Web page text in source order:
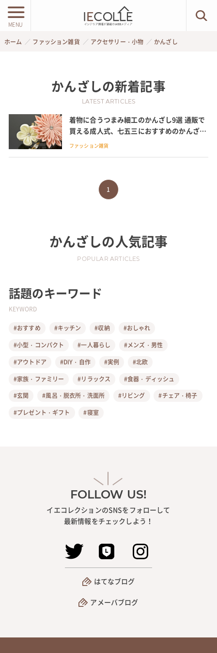
MENU
ホーム ファッション雑貨 アクセサリー・小物 かんざし
かんざしの新着記事
LATEST ARTICLES
着物に合うつまみ細工のかんざし9選 通販で
買える成人式、七五三におすすめのかんざし
やパーツの作り方も紹介
ファッション雑貨
1
かんざしの人気記事
POPULAR ARTICLES
話題のキーワード
KEYWORD
#おすすめ #キッチン #収納
#おしゃれ
#小型・コンパクト
#一人暮らし
#メンズ・男性
#アウトドア
#DIY・自作 #実例
#北欧
#家族・ファミリー
#リラックス
#食器・ディッシュ
#玄関
#風呂・脱衣所・洗面所 #リビング
#チェア・椅子
#プレゼント・ギフト
#寝室
FOLLOW US!
イエコレクションのSNSをフォローして
最新情報をチェックしよう！
はてなブログ
アメーバブログ